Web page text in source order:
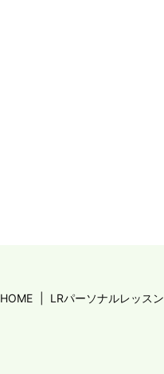
HOME LRパーソナルレッスン